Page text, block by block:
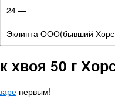
24 —
Эклипта ООО(бывший
хвоя 50 г
первым!